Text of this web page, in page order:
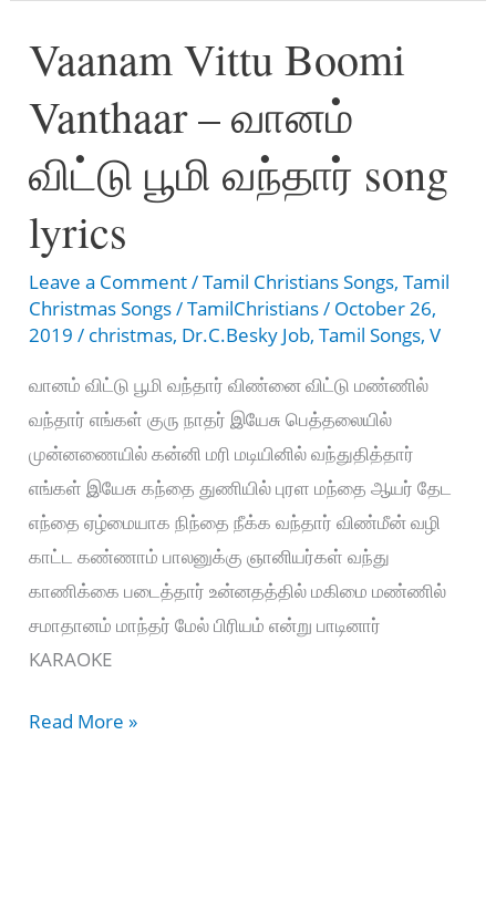
Paraaparan
–
வானம்
பூமியோ
Song
Lyrics
Vaanam Vittu Boomi
Vanthaar – வானம்
விட்டு பூமி வந்தார் song
lyrics
Leave a Comment/Tamil Christians Songs,Tamil
Christmas Songs/TamilChristians/ October 26,
2019/ christmas, Dr.C.Besky Job,Tamil Songs,V
வானம் விட்டு பூமி வந்தார் விண்னை விட்டு மண்ணில்
வந்தார் எங்கள் குரு நாதர் இயேசு பெத்தலையில்
முன்னணையில் கன்னி மரி மடியினில் வந்துதித்தார்
எங்கள் இயேசு கந்தை துணியில் புரள மந்தை ஆயர் தேட
எந்தை ஏழ்மையாக நிந்தை நீக்க வந்தார் விண்மீன் வழி
காட்ட கண்ணாம் பாலனுக்கு ஞானியர்கள் வந்து
காணிக்கை படைத்தார் உன்னதத்தில் மகிமை மண்ணில்
சமாதானம் மாந்தர் மேல் பிரியம் என்று பாடினார்
KARAOKE
Vaanam
Read More »